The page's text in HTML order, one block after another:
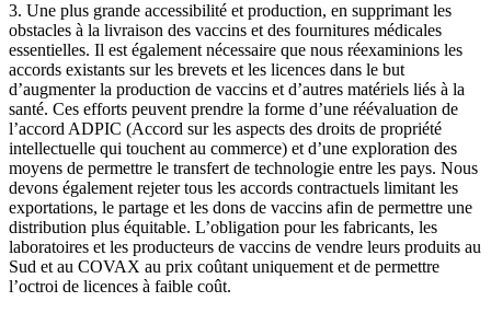
3. Une plus grande accessibilité et production, en supprimant les
obstacles à la livraison des vaccins et des fournitures médicales
essentielles. Il est également nécessaire que nous réexaminions les
accords existants sur les brevets et les licences dans le but
d’augmenter la production de vaccins et d’autres matériels liés à la
santé. Ces efforts peuvent prendre la forme d’une réévaluation de
l’accord ADPIC (Accord sur les aspects des droits de propriété
intellectuelle qui touchent au commerce) et d’une exploration des
moyens de permettre le transfert de technologie entre les pays. Nous
devons également rejeter tous les accords contractuels limitant les
exportations, le partage et les dons de vaccins afin de permettre une
distribution plus équitable. L’obligation pour les fabricants, les
laboratoires et les producteurs de vaccins de vendre leurs produits au
Sud et au COVAX au prix coûtant uniquement et de permettre
l’octroi de licences à faible coût.